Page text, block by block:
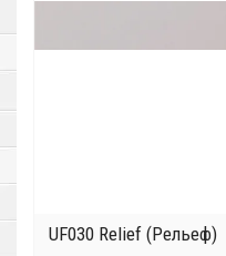
UF030 Relief (Рельеф)